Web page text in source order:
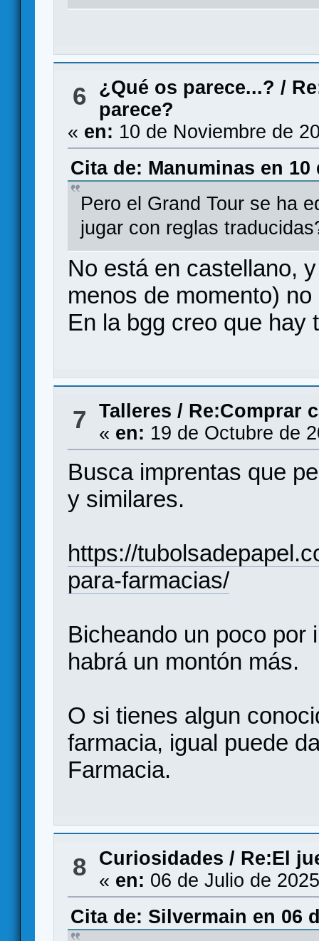
6 ¿Qué os parece...? /
parece?
« en: 10 de Noviembre de
Cita de: Manuminas en 10
Pero el Grand Tour se ha
jugar con reglas
No está en castellano,
menos de momento)
En la bgg creo que hay
7 Talleres / Re:Comprar
« en: 19 de Octubre de
Busca imprentas que
y similares.
https://
para-farmacias/
Bicheando un poco por
habrá un montón más.
O si tienes algun
farmacia, igual puede
Farmacia.
8 Curiosidades / Re:El
« en: 06 de Julio de
Cita de: Silvermain en 06